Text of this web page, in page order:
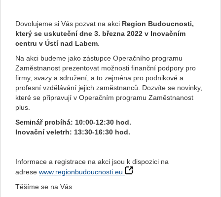
Dovolujeme si Vás pozvat na akci Region Budoucnosti,
který se uskuteční dne 3. března 2022 v Inovačním
centru v Ústí nad Labem
Na akci budeme jako zástupce Operačního programu
Zaměstnanost prezentovat možnosti finanční podpory pro
firmy, svazy a sdružení, a to zejména pro podnikové a
profesní vzdělávání jejich zaměstnanců. Dozvíte se novinky,
které se připravují v Operačním programu Zaměstnanost
plus.
Seminář probíhá: 10:00-12:30 hod.
Inovační veletrh: 13:30-16:30 hod.
Informace a registrace na akci jsou k dispozici na
adrese www.regionbudoucnosti.eu
Těšíme se na Vás